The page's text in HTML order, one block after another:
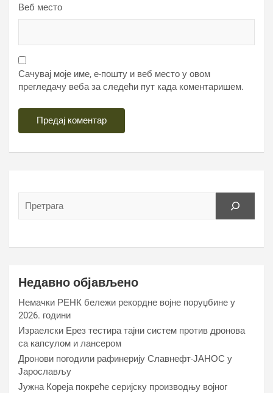
Веб место
Сачувај моје име, е-пошту и веб место у овом
прегледачу веба за следећи пут када коментаришем.
Недавно објављено
Немачки РЕНК бележи рекордне војне поруџбине у
2026. години
Израелски Ерез тестира тајни систем против дронова
са капсулом и лансером
Дронови погодили рафинерију Славнефт-ЈАНОС у
Јарослављу
Јужна Кореја покреће серијску производњу војног